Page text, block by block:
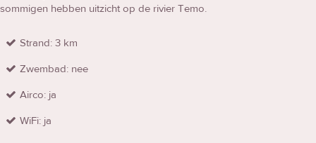
sommigen hebben uitzicht op de rivier Temo.
Strand: 3 km
Zwembad: nee
Airco: ja
WiFi: ja